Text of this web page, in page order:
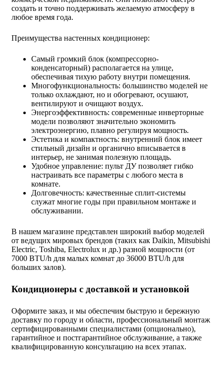
создать и точно поддерживать желаемую атмосферу в
любое время года.
Преимущества настенных кондиционер:
Самый громкий блок (компрессорно-
конденсаторный) располагается на улице,
обеспечивая тихую работу внутри помещения.
Многофункциональность: большинство моделей не
только охлаждают, но и обогревают, осушают,
вентилируют и очищают воздух.
Энергоэффективность: современные инверторные
модели позволяют значительно экономить
электроэнергию, плавно регулируя мощность.
Эстетика и компактность: внутренний блок имеет
стильный дизайн и органично вписывается в
интерьер, не занимая полезную площадь.
Удобное управление: пульт ДУ позволяет гибко
настраивать все параметры с любого места в
комнате.
Долговечность: качественные сплит-системы
служат многие годы при правильном монтаже и
обслуживании.
В нашем магазине представлен широкий выбор моделей
от ведущих мировых брендов (таких как Daikin, Mitsubishi
Electric, Toshiba, Electrolux и др.) разной мощности (от
7000 BTU/h для малых комнат до 36000 BTU/h для
больших залов).
Кондиционеры с доставкой и установкой
Оформите заказ, и мы обеспечим быструю и бережную
доставку по городу и области, профессиональный монтаж
сертифицированными специалистами (опционально),
гарантийное и постгарантийное обслуживание, а также
квалифицированную консультацию на всех этапах.